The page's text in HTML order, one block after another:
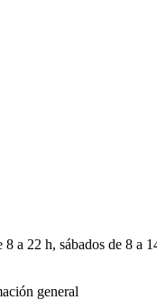
a 22 h, sábados de 8 a
general